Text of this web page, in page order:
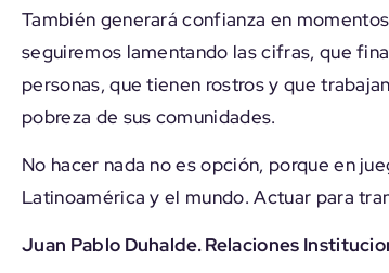
También generará confianza en
seguiremos lamentando las cifras, que
personas, que tienen rostros y que
pobreza de sus comunidades.
No hacer nada no es opción, porque en
Latinoamérica y el mundo. Actuar para
Juan Pablo Duhalde. Relaciones